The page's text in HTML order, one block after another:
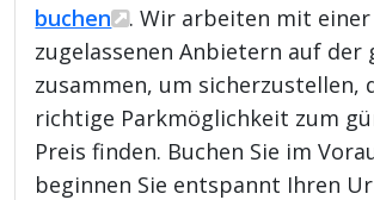
buchen
. Wir arbeiten mit einer
zugelassenen Anbietern auf der
zusammen, um sicherzustellen,
richtige Parkmöglichkeit zum
Preis finden. Buchen Sie im
beginnen Sie entspannt Ihren